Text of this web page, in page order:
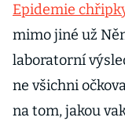
Epidemie
mimo jiné už
laboratorní
ne všichni
na tom, jakou